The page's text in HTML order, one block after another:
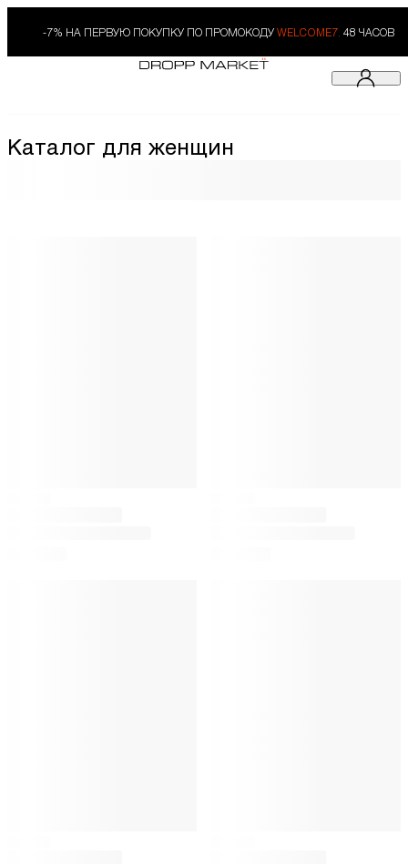
-7% НА ПЕРВУЮ ПОКУПКУ ПО ПРОМОКОДУ WELCOME7. 48 ЧАСОВ
Каталог для женщин